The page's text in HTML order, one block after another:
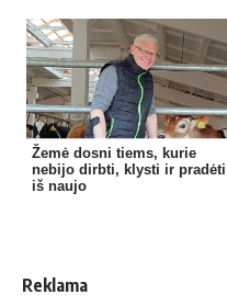
Žemė dosni tiems, kurie
nebijo dirbti, klysti ir pradėti
iš naujo
Reklama